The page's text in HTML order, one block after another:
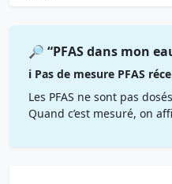
🔎 “PFAS dans mon
ℹ️ Pas de mesure PFAS
Les PFAS ne sont pas
Quand c’est mesuré, on